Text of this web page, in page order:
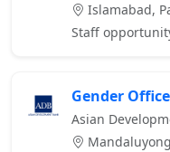
Islamabad,
Staff
Gender
Asian